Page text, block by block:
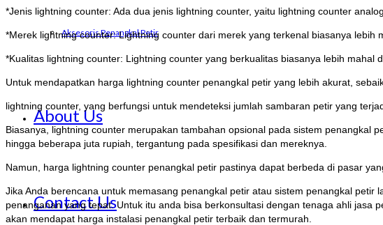
Aksesoris Penangkal Petir
About Us
Contact Us
*Jenis lightning counter: Ada dua jenis lightning counter, yaitu lightning counter
*Merek lightning counter: Lightning counter dari merek yang terkenal biasanya lebih
*Kualitas lightning counter: Lightning counter yang berkualitas biasanya lebih mahal
Untuk mendapatkan harga lightning counter penangkal petir yang lebih akurat,
lightning counter, yang berfungsi untuk mendeteksi jumlah sambaran petir yang
Biasanya, lightning counter merupakan tambahan opsional pada sistem
hingga beberapa juta rupiah, tergantung pada spesifikasi dan mereknya.
Namun, harga lightning counter penangkal petir pastinya dapat berbeda di pasar
Jika Anda berencana untuk memasang penangkal petir atau sistem penangkal
penanganan yang tepat. Untuk itu anda bisa berkonsultasi dengan tenaga ahli jasa
akan mendapat harga instalasi penangkal petir terbaik dan termurah.